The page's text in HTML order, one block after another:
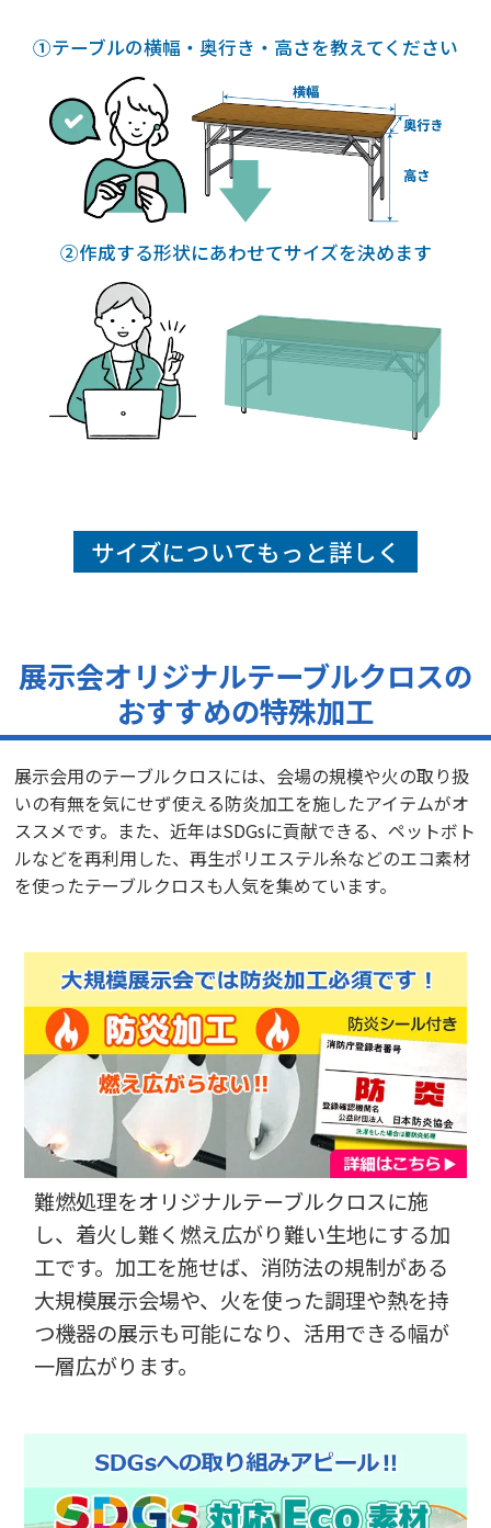
【どんなことに利用されましたか？】
展示会、就活イベント
【ご注文前に困っていることはありましたか？また、それは解決
されましたか？】
3点をまとめて購入でき、なおかつデザイナーに依頼をしてこん
なに低価格にできるところが他になかった。
合同会社Macheva 様
オリジナルテーブルクロス（展示会）
評価5 ★★★★★
投稿日：2025.6.11
金額が安い
【満足度の理由】
担当者様の対応がとてもよく、疑問点や今後の事を見据えたアド
バイスを下さったり、また迅速な対応(レスポンスの速さ)をして
くださり、不安点等もなくとても満足に買い物ができたため。
【どんなことに利用されましたか？】
かの不安がありましたが、担当者様がしっかり使用用途等をリ
スニングをして下さり、解決してくださいました。
評価5 ★★★★★
投稿日：2025.6.4
担当者の対応
無理な納期に対し親身に相談に乗っていただき、結果希望よりも
さらに一日早く届けてくれました。ご担当いただいた池冨様の
レスポンスも早く大変助かりました。ありがとうございまし
た。
【どんなことに利用されましたか？】
展示会
株式会社アマノ 様
オリジナルテーブルクロス（展示会）
評価4 ★★★★☆
投稿日：2025.6.4
品質の高さ
【満足度の理由】
明瞭な金額で、希望に沿った質の製品を提供してくれた。
【どんなことに利用されましたか？】
展示会
【ご注文前に困っていることはありましたか？また、それは解決
されましたか？】
机しか無いような小規模の展示会での企業PRをおこなうことが
出来る。
吉野石膏株式会社 静岡営業所 様
オリジナルテーブルクロス（展示会）
評価5 ★★★★★
短納期にも対応していただき、連絡のやり取りも非常にスムーズ
に行っていただきました。配送先の変更などにも対応していただ
き、納期にも間に合い展示会で使用することが出来ました。
ありがとうございました。
①テーブルの横幅・奥行き・高さを教えてください
②作成する形状にあわせてサイズを決めます
サイズについてもっと詳しく
展示会オリジナルテーブルクロスの
おすすめの特殊加工
展示会用のテーブルクロスには、会場の規模や火の取り扱
いの有無を気にせず使える防炎加工を施したアイテムがオ
ススメです。また、近年はSDGsに貢献できる、ペットボト
ルなどを再利用した、再生ポリエステル糸などのエコ素材
を使ったテーブルクロスも人気を集めています。
難燃処理をオリジナルテーブルクロスに施
し、着火し難く燃え広がり難い生地にする加
工です。加工を施せば、消防法の規制がある
大規模展示会場や、火を使った調理や熱を持
つ機器の展示も可能になり、活用できる幅が
一層広がります。